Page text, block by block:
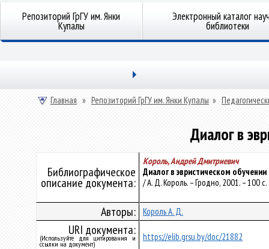
Репозиторий ГрГУ им. Янки
Купалы
Электронный каталог
библиотеки
Главная » Репозиторий ГрГУ им. Янки Купалы »
Диалог в
Библиографическое
описание документа:
Король, Андрей Дмитриевич
Диалог в эвристическом обучении
/ А. Д. Король. – Гродно, 2001. – 100
Авторы: Король А. Д.
URI документа:
(Используйте для цитирования и
ссылки на документ)
https://elib.grsu.by/doc/21882